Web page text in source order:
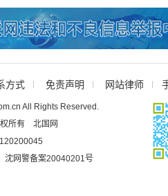
方式 免责声明 网站律师
All Rights Reserved.
权所有 北国网
沈网警备案20040201号